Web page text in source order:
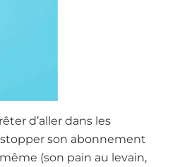
d’aller dans les
son abonnement
(son pain au levain,